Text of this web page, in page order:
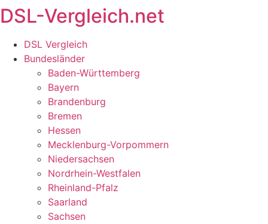
Zum
Inhalt
springen
DSL-Vergleich.net
DSL Vergleich
Bundesländer
Baden-Württemberg
Bayern
Brandenburg
Bremen
Hessen
Mecklenburg-Vorpommern
Niedersachsen
Nordrhein-Westfalen
Rheinland-Pfalz
Saarland
Sachsen